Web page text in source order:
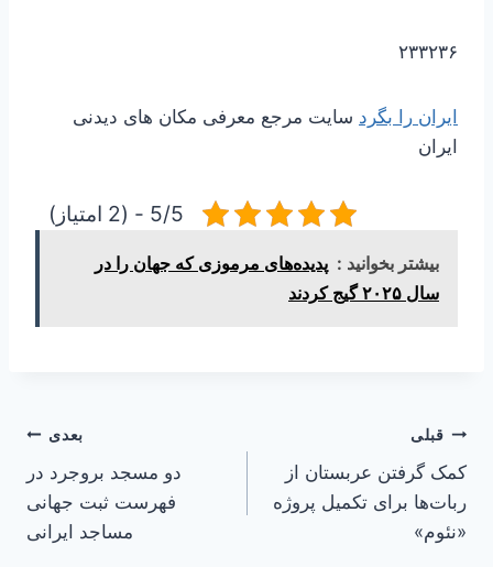
۲۳۳۲۳۶
ایران را بگرد سایت مرجع معرفی مکان های دیدنی
ایران
5/5 - (2 امتیاز)
بیشتر بخوانید : پدیده‌های مرموزی که جهان را در
سال ۲۰۲۵ گیج کردند
راهبری
نوشته
قبلی
کمک گرفتن عربستان از
ربات‌ها برای تکمیل پروژه
«نئوم»
بعدی
دو مسجد بروجرد در
فهرست ثبت جهانی
مساجد ایرانی